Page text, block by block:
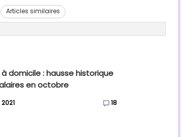
Articles similaires
à domicile : hausse historique
en octobre
18